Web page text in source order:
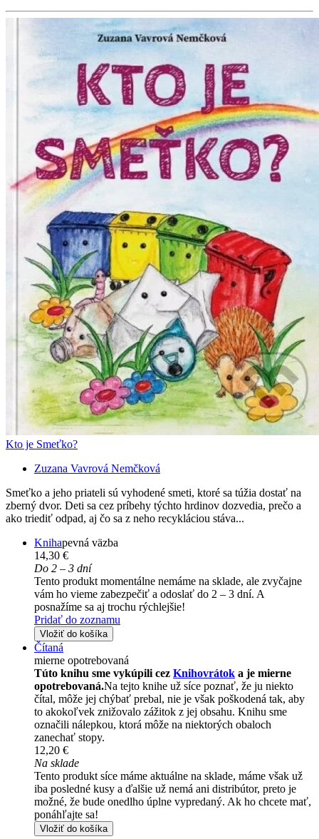
Kto je Smeťko?
Zuzana Vavrová Nemčková
Smeťko a jeho priateli sú vyhodené smeti, ktoré sa túžia dostať na
zberný dvor. Deti sa cez príbehy týchto hrdinov dozvedia, prečo a
ako triediť odpad, aj čo sa z neho recykláciou stáva...
Knihapevná väzba
14,30 €
Do 2 – 3 dní
Tento produkt momentálne nemáme na sklade, ale zvyčajne
vám ho vieme zabezpečiť a odoslať do 2 – 3 dní. A
posnažíme sa aj trochu rýchlejšie!
Pridať do zoznamu
Vložiť do košíka
Čítaná
mierne opotrebovaná
Túto knihu sme vykúpili cez Knihovrátok a je mierne
opotrebovaná.Na tejto knihe už síce poznať, že ju niekto
čítal, môže jej chýbať prebal, nie je však poškodená tak, aby
to akokoľvek znižovalo zážitok z jej obsahu. Knihu sme
označili nálepkou, ktorá môže na niektorých obaloch
zanechať stopy.
12,20 €
Na sklade
Tento produkt síce máme aktuálne na sklade, máme však už
iba posledné kusy a ďalšie už nemá ani distribútor, preto je
možné, že bude onedlho úplne vypredaný. Ak ho chcete mať,
ponáhľajte sa!
Vložiť do košíka